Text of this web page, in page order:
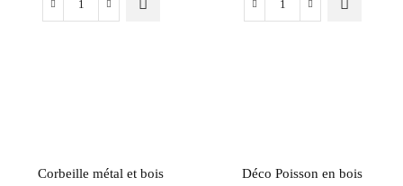
Corbeille métal et bois Déco Poisson en bois